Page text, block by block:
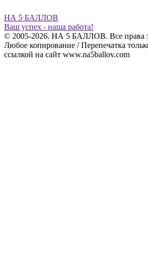
НА 5 БАЛЛОВ
Ваш успех - наша работа!
© 2005-2026. НА 5 БАЛЛОВ. Все права
Любое копирование / Перепечатка
ссылкой на сайт www.na5ballov.com